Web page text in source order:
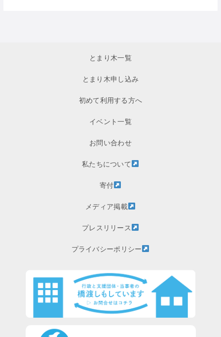
とまり木一覧
とまり木申し込み
初めて利用する方へ
イベント一覧
お問い合わせ
私たちについて
寄付
メディア掲載
プレスリリース
プライバシーポリシー